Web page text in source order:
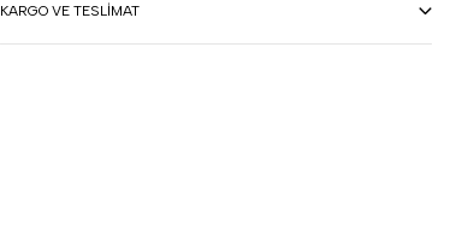
KARGO VE TESLIMAT